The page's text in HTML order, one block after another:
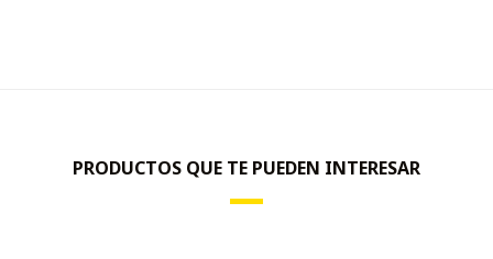
PRODUCTOS QUE TE PUEDEN INTERESAR